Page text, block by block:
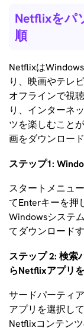
Netflixをパ
順
Netflixは
り、映画やテレ
オフラインで視
り、インターネ
ツを楽しむこと
画をダウンロー
ステップ1:
スタートメニュ
てEnterキーを押
Windowsシステ
てダウンロード
ステップ 2: 検索
らNetflixアプリ
サードパーティ
アプリを選択し
Netflixコンテン